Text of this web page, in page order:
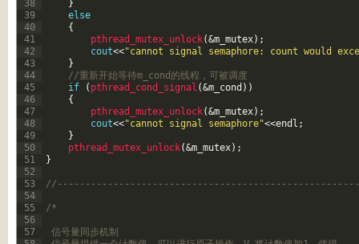
38
39
40
41
42
43
44
45
46
47
48
49
50
51
52
53
54
55
56
57
}
else
{
pthread_mutex_unlock(&m_mutex) ;
cout<<"cannot signal semaphore: count would
}
//重新开始等待m_cond的线程，可被调度
if
( pthread_cond_signal (&m_cond ) )
{
pthread_mutex_unlock(&m_mutex) ;
cout<<"cannot signal semaphore"<<endl ;
}
pthread_mutex_unlock(&m_mutex) ;
}
/*
信号量同步机制